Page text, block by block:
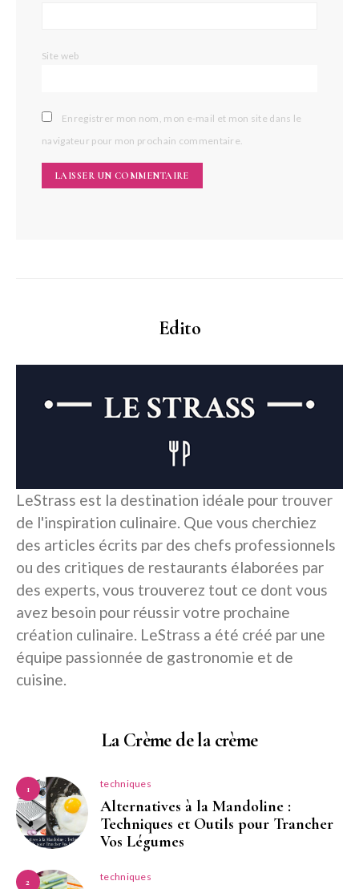
Site web
Enregistrer mon nom, mon e-mail et mon site dans le
navigateur pour mon prochain commentaire.
Edito
LeStrass est la destination idéale pour trouver
de l'inspiration culinaire. Que vous cherchiez
des articles écrits par des chefs professionnels
ou des critiques de restaurants élaborées par
des experts, vous trouverez tout ce dont vous
avez besoin pour réussir votre prochaine
création culinaire. LeStrass a été créé par une
équipe passionnée de gastronomie et de
cuisine.
La Crème de la crème
1 techniques
Alternatives à la Mandoline :
Techniques et Outils pour Trancher
Vos Légumes
2 techniques